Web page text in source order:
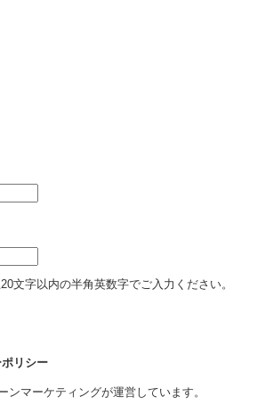
文字以内の半角英数字でご入力ください。
リシー
ンマーケティングが運営しています。